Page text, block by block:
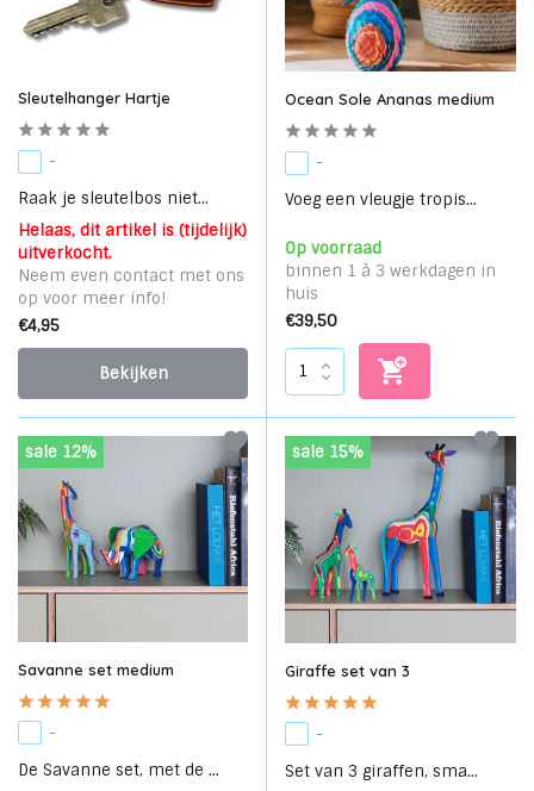
Sleutelhanger Hartje
-
Raak je sleutelbos niet...
Helaas, dit artikel is (tijdelijk)
uitverkocht.
Neem even contact met ons
op voor meer info!
€4,95
Bekijken
Ocean Sole Ananas medium
-
Voeg een vleugje tropis...
Op voorraad
binnen 1 à 3 werkdagen in
huis
€39,50
sale 12%
Savanne set medium
-
De Savanne set, met de ...
sale 15%
Giraffe set van 3
-
Set van 3 giraffen, sma...